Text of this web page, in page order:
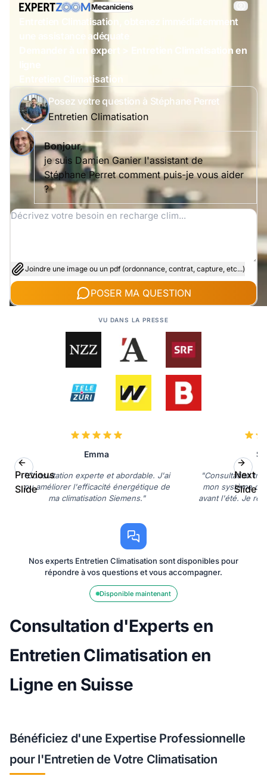
Mecaniciens
Entretien Climatisation, obtenez immédiatemment
une assistance adéquate
Demander à un expert > Entretien Climatisation en
Entretien Climatisation
Posez votre question à Stéphane Perret
Entretien Climatisation
Bonjour,
je suis Damien Ganier l'assistant de
Stéphane Perret comment puis-je vous aider
?
Joindre une image ou un pdf (ordonnance, contrat, capture, etc...)
POSER MA QUESTION
VU DANS LA PRESSE
Emma
"Consultation experte et abordable. J'ai
pu améliorer l'efficacité énergétique de
ma climatisation Siemens."
"Consultation
mon système de
avant l'été. Je
Previous
Slide
Next
Slide
Nos experts Entretien Climatisation sont disponibles pour
répondre à vos questions et vous accompagner.
Disponible maintenant
Consultation d'Experts en
Entretien Climatisation en
Ligne en Suisse
Bénéficiez d'une Expertise Professionnelle
pour l'Entretien de Votre Climatisation